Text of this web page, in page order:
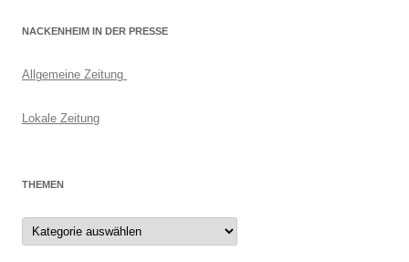
NACKENHEIM IN DER PRESSE
Allgemeine Zeitung
Lokale Zeitung
THEMEN
Themen